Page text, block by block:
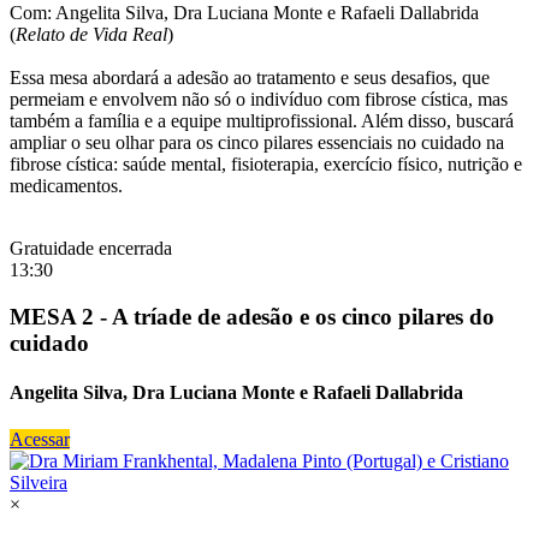
Com: Angelita Silva, Dra Luciana Monte e Rafaeli Dallabrida
(Relato de Vida Real)
Essa mesa abordará a adesão ao tratamento e seus desafios, que
permeiam e envolvem não só o indivíduo com fibrose cística, mas
também a família e a equipe multiprofissional. Além disso, buscará
ampliar o seu olhar para os cinco pilares essenciais no cuidado na
fibrose cística: saúde mental, fisioterapia, exercício físico, nutrição e
medicamentos.
Gratuidade encerrada
13:30
MESA 2 - A tríade de adesão e os cinco pilares do
cuidado
Angelita Silva, Dra Luciana Monte e Rafaeli Dallabrida
Acessar
×